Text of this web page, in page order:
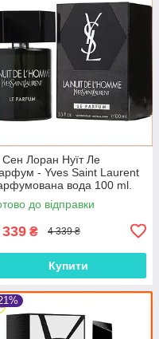
Сен Лоран Нуїт Ле
- Yves Saint Laurent
вода 100 ml.
до відправки
₴ 4 339 ₴
Купити